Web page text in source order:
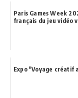
Paris Games Week
français du jeu vidéo
Expo "Voyage créatif